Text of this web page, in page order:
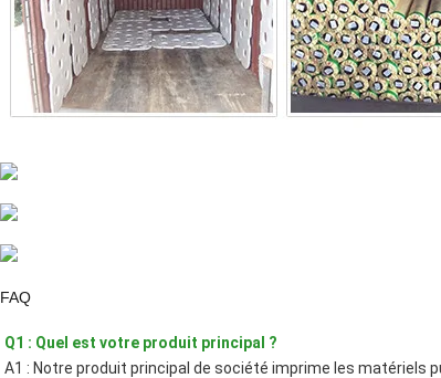
FAQ
Q1 : Quel est votre produit principal ?
A1 : Notre produit principal de société imprime les matériels